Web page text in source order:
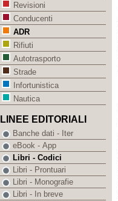
Revisioni
Conducenti
ADR
Rifiuti
Autotrasporto
Strade
Infortunistica
Nautica
LINEE EDITORIALI
Banche dati - Iter
eBook - App
Libri - Codici
Libri - Prontuari
Libri - Monografie
Libri - In breve